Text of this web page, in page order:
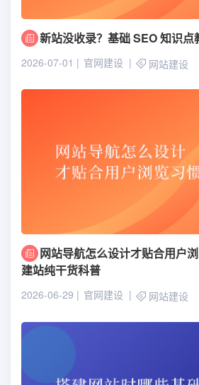
新站没收录？基础 SEO 知识点
2026-07-01 官网建设 网站建设
网站导航怎么设计才贴合用户
建站纯干货科普
2026-06-29 官网建设 网站建设